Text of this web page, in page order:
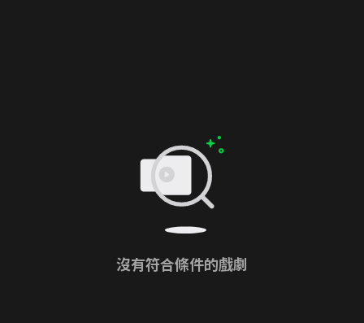
沒有符合條件的戲劇